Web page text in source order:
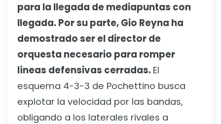
para la llegada de mediapuntas con
llegada. Por su parte, Gio Reyna ha
demostrado ser el director de
orquesta necesario para romper
líneas defensivas cerradas. El
esquema 4-3-3 de Pochettino busca
explotar la velocidad por las bandas,
obligando a los laterales rivales a